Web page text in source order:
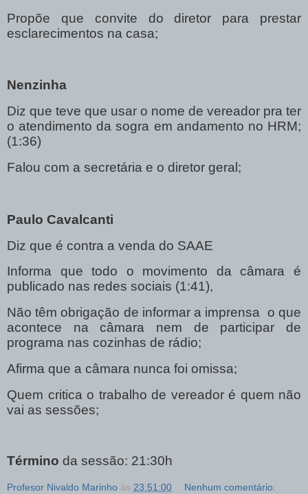
Propõe que convite do diretor para prestar
esclarecimentos na casa;
Nenzinha
Diz que teve que usar o nome de vereador pra ter
o atendimento da sogra em andamento no HRM;
(1:36)
Falou com a secretária e o diretor geral;
Paulo Cavalcanti
Diz que é contra a venda do SAAE
Informa que todo o movimento da câmara é
publicado nas redes sociais (1:41),
Não têm obrigação de informar a imprensa o que
acontece na câmara nem de participar de
programa nas cozinhas de rádio;
Afirma que a câmara nunca foi omissa;
Quem critica o trabalho de vereador é quem não
vai as sessões;
Término da sessão: 21:30h
Profesor Nivaldo Marinho às 23:51:00 Nenhum comentário: